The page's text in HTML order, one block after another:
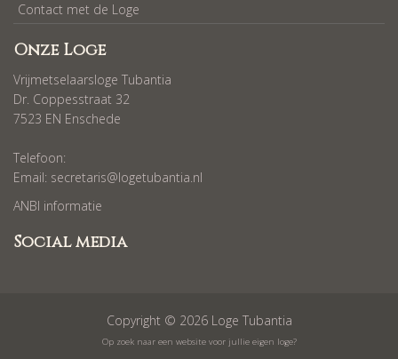
Contact met de Loge
Onze Loge
Vrijmetselaarsloge Tubantia
Dr. Coppesstraat 32
7523 EN Enschede
Telefoon:
Email: secretaris@logetubantia.nl
ANBI informatie
Social media
Copyright © 2026 Loge Tubantia
Op zoek naar een website voor jullie eigen loge?